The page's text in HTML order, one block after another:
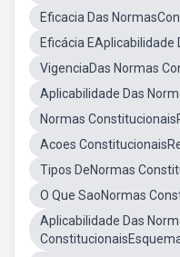
Eficacia Das
Eficácia EAplicabilidade
VigenciaDas Normas
Aplicabilidade Das
Normas
Acoes
Tipos DeNormas
O Que SaoNormas
Aplicabilidade Das